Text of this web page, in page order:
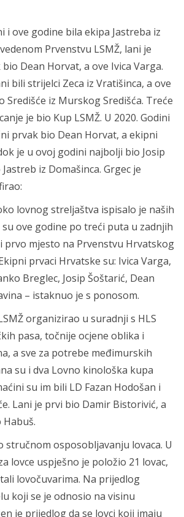
i ove godine bila ekipa Jastreba iz
Prvenstvu LSMŽ, lani je
Dean Horvat, a ove Ivica Varga.
bili strijelci Zeca iz Vratišinca, a ove
Središće iz Murskog Središća. Treće
je bio Kup LSMŽ. U 2020. Godini
prvak bio Dean Horvat, a ekipni
je u ovoj godini najbolji bio Josip
iz Domašinca. Grgec je
lovnog streljaštva ispisalo je naših
ove godine po treći puta u zadnjih
prvo mjesto na Prvenstvu Hrvatskog
prvaci Hrvatske su: Ivica Varga,
Breglec, Josip Šoštarić, Dean
– istaknuo je s ponosom.
organizirao u suradnji s HLS
pasa, točnije ocjene oblika i
a sve za potrebe međimurskih
su i dva Lovno kinološka kupa
su im bili LD Fazan Hodošan i
Lani je prvi bio Damir Bistorivić, a
stručnom osposobljavanju lovaca. U
lovce uspješno je položio 21 lovac,
lovočuvarima. Na prijedlog
koji se je odnosio na visinu
je prijedlog da se lovci koji imaju